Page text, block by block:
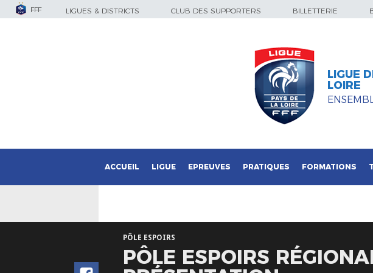
FFF LIGUES & DISTRICTS CLUB DES SUPPORTERS BILLETTERIE
LIGUE
LOIRE
ACCUEIL LIGUE EPREUVES PRATIQUES FORMATIONS
PÔLE ESPOIRS
PÔLE ESPOIRS